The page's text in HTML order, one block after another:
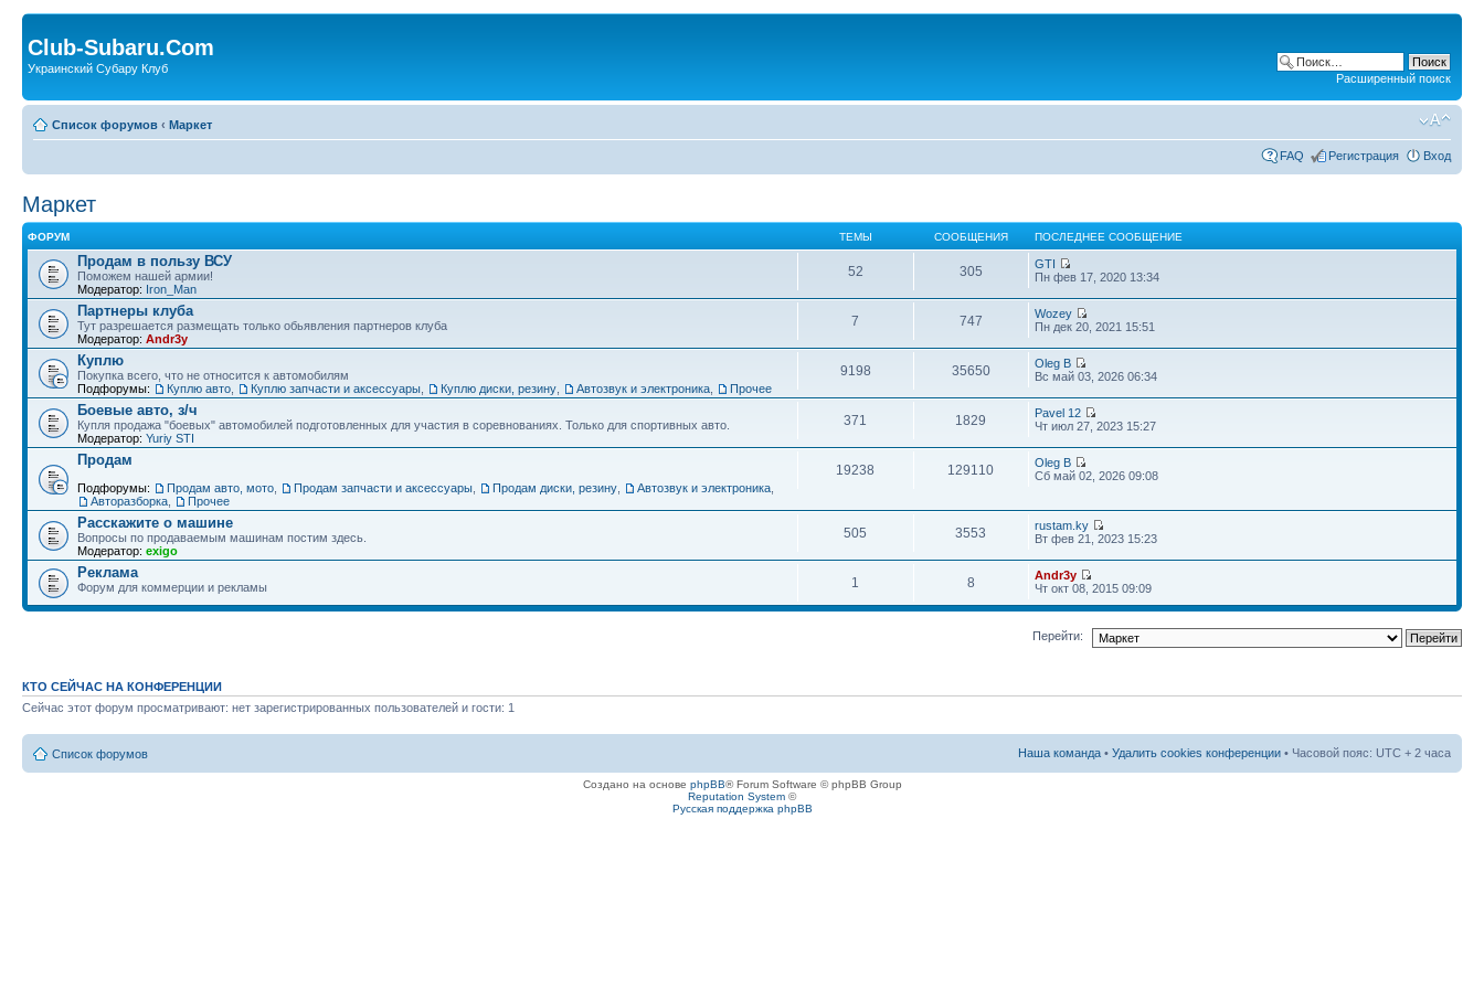
Club-Subaru.Com
Украинский Субару Клуб
Расширенный поиск
Список форумов ‹ Маркет
FAQ Регистрация Вход
Маркет
ФОРУМ ТЕМЫ СООБЩЕНИЯ ПОСЛЕДНЕЕ СООБЩЕНИЕ
Продам в пользу ВСУ
Поможем нашей армии!
Модератор: Iron_Man
52 305
GTI
Пн фев 17, 2020 13:34
Партнеры клуба
Тут разрешается размещать только обьявления партнеров клуба
Модератор: Andr3y
7 747
Wozey
Пн дек 20, 2021 15:51
Куплю
Покупка всего, что не относится к автомобилям
Подфорумы:
Куплю авто Куплю запчасти и аксессуары Куплю диски, резину Автозвук и электроника Прочее
9198 35650
Oleg B
Вс май 03, 2026 06:34
Боевые авто, з/ч
Купля продажа "боевых" автомобилей подготовленных для участия в соревнованиях. Только для спортивных авто.
Модератор: Yuriy STI
371 1829
Pavel 12
Чт июл 27, 2023 15:27
Продам
Подфорумы: Продам авто, мото Продам запчасти и аксессуары Продам диски, резину Автозвук и электроника
Авторазборка
Прочее
19238 129110
Oleg B
Сб май 02, 2026 09:08
Расскажите о машине
Вопросы по продаваемым машинам постим здесь.
Модератор: exigo
505 3553
rustam.ky
Вт фев 21, 2023 15:23
Реклама
Форум для коммерции и рекламы 1 8
Andr3y
Чт окт 08, 2015 09:09
Перейти:
КТО СЕЙЧАС НА КОНФЕРЕНЦИИ
Сейчас этот форум просматривают: нет зарегистрированных пользователей и гости: 1
Список форумов Наша команда • Удалить cookies конференции • Часовой пояс: UTC + 2 часа
Создано на основе phpBB® Forum Software © phpBB Group
Reputation System ©
Русская поддержка phpBB